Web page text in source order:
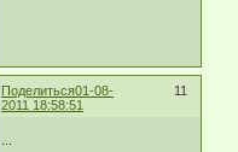
Поделиться 11
01-08-
2011 18:58:51